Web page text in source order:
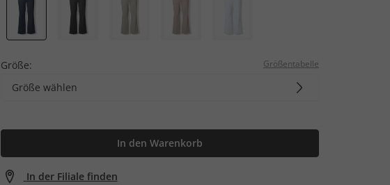
Größe: Größentabelle
Größe wählen
In den Warenkorb
In der Filiale finden